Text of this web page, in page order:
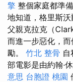
擎 整個家庭都準
地知道，格里斯沃
父親克拉克（
而進一步惡化，
勵。 竹北 整骨
部電影是由約翰·
意思 台胞證 桃園